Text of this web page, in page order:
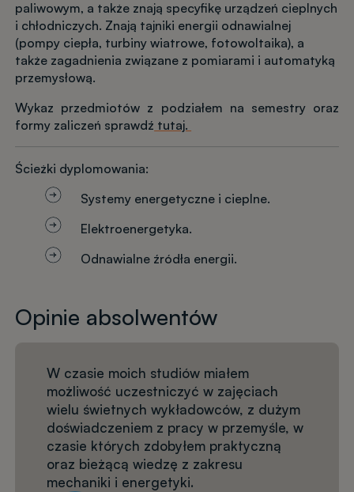
paliwowym, a także znają specyfikę urządzeń cieplnych
i chłodniczych. Znają tajniki energii odnawialnej
(pompy ciepła, turbiny wiatrowe, fotowoltaika), a
także zagadnienia związane z pomiarami i automatyką
przemysłową.
Wykaz przedmiotów z podziałem na semestry oraz
formy zaliczeń sprawdź tutaj.
Ścieżki dyplomowania:
Systemy energetyczne i cieplne.
Elektroenergetyka.
Odnawialne źródła energii.
Opinie absolwentów
W czasie moich studiów miałem
możliwość uczestniczyć w zajęciach
wielu świetnych wykładowców, z dużym
doświadczeniem z pracy w przemyśle, w
czasie których zdobyłem praktyczną
oraz bieżącą wiedzę z zakresu
mechaniki i energetyki.